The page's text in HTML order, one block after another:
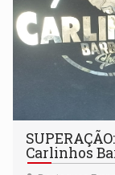
Carlinhos